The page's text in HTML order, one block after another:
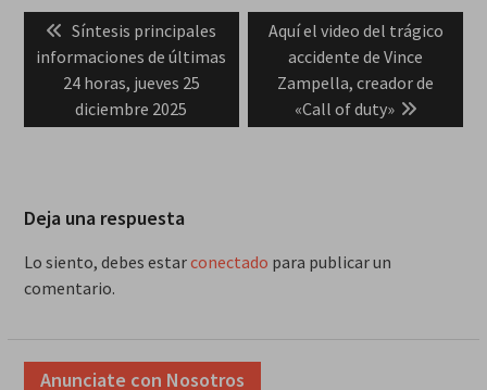
entradas
Previous
post:
Síntesis principales
informaciones de últimas
24 horas, jueves 25
diciembre 2025
Next
post:
Aquí el video del trágico
accidente de Vince
Zampella, creador de
«Call of duty»
Deja una respuesta
Lo siento, debes estarconectado para publicar un
comentario.
Anunciate con Nosotros